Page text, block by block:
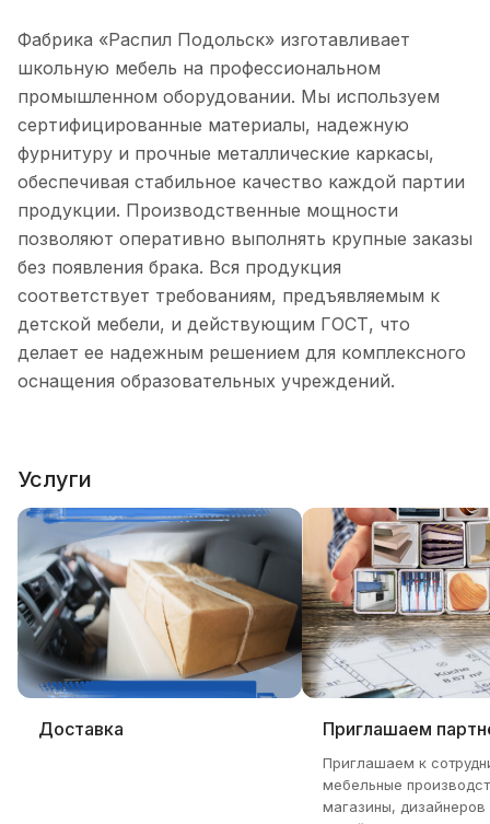
Фабрика «Распил Подольск» изготавливает
школьную мебель на профессиональном
промышленном оборудовании. Мы используем
сертифицированные материалы, надежную
фурнитуру и прочные металлические каркасы,
обеспечивая стабильное качество каждой партии
продукции. Производственные мощности
позволяют оперативно выполнять крупные заказы
без появления брака. Вся продукция
соответствует требованиям, предъявляемым к
детской мебели, и действующим ГОСТ, что
делает ее надежным решением для комплексного
оснащения образовательных учреждений.
Услуги
Доставка Приглашаем
Приглашаем к
мебельные
магазины, дизайнеров